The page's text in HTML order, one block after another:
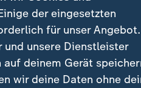
der eingesetzten
für unser
unsere Dienstleister
deinem Gerät
wir deine Daten ohne